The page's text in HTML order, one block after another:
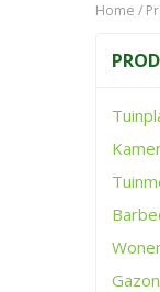
Home
Gazon